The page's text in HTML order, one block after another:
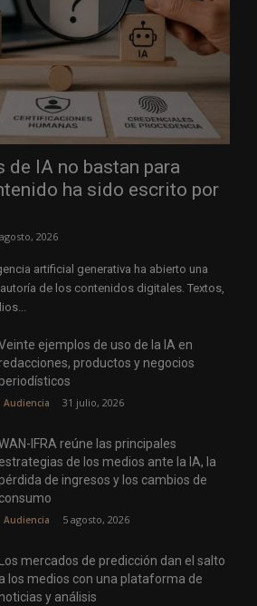
de IA no bastan para
ha sido escrito por
2026
artificial generativa ha abierto una
de los contenidos digitales. Textos,
ejemplos de uso de la IA en
productos y negocios
Audiencia 31 julio, 2026
IFRA reúne las principales
estrategias de los medios ante la IA, la
de ingresos y los cambios de
consumo
Audiencia 5 agosto, 2026
Los mercados de predicción dan el salto
a los medios con una plataforma de
y análisis